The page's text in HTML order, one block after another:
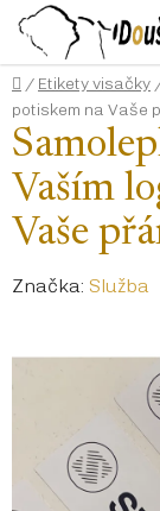
Domů
/ Etikety visačky
potiskem na Vaše
Vaším
Vaše
Značka: Služba